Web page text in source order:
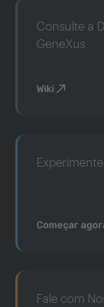
Consulte a
GeneXus
Wiki
Começar
Fale com